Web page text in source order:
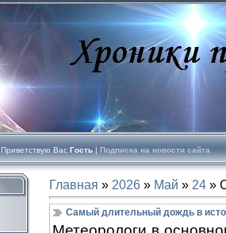
Приветствую Вас Гость | Подписка на новости сайта
Главная » 2026 » Май » 24 »
Самый длительный дождь в